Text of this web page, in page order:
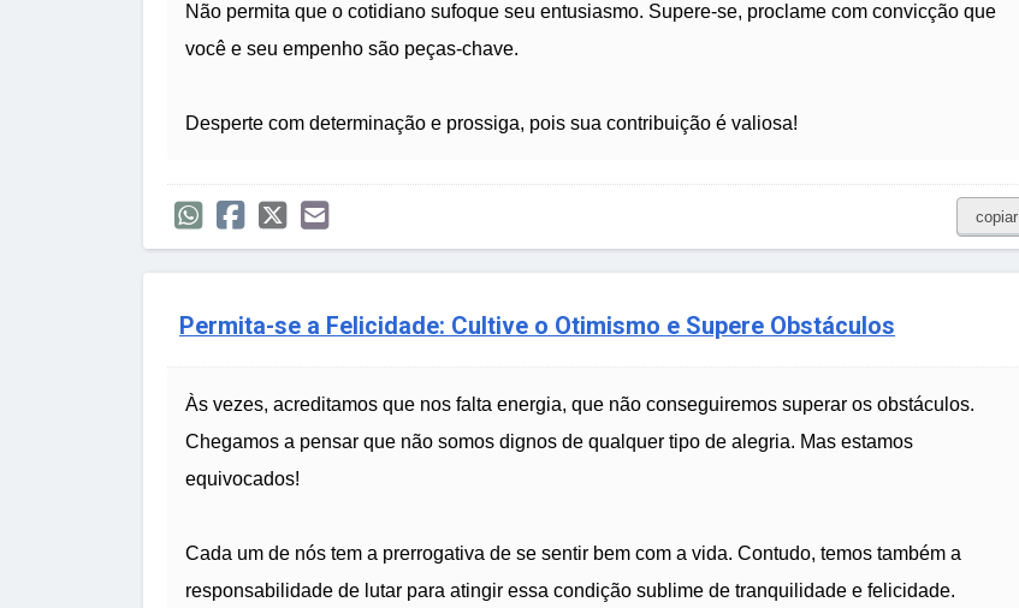
Não permita que o cotidiano sufoque seu entusiasmo. Supere-se, proclame com convicção que
você e seu empenho são peças-chave.
Desperte com determinação e prossiga, pois sua contribuição é valiosa!
copiar
Permita-se a Felicidade: Cultive o Otimismo e Supere Obstáculos
Às vezes, acreditamos que nos falta energia, que não conseguiremos superar os obstáculos.
Chegamos a pensar que não somos dignos de qualquer tipo de alegria. Mas estamos
equivocados!
Cada um de nós tem a prerrogativa de se sentir bem com a vida. Contudo, temos também a
responsabilidade de lutar para atingir essa condição sublime de tranquilidade e felicidade.